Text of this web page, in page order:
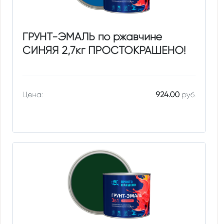
ГРУНТ-ЭМАЛЬ по ржавчине
СИНЯЯ 2,7кг ПРОСТОКРАШЕНО!
Цена: 924.00руб.